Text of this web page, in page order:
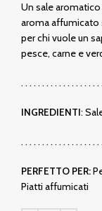
Un sale
aroma affumicato
per chi vuole un
pesce, carne e
. . . . . . . . . . . . . . . . . .
INGREDIENTI:
. . . . . . . . . . . . . . . . . .
PERFETTO PER:
Piatti affumicati